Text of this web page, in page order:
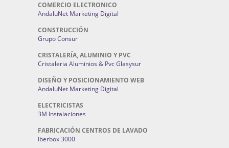
COMERCIO ELECTRONICO
AndaluNet Marketing Digital
CONSTRUCCIÓN
Grupo Consur
CRISTALERÍA, ALUMINIO Y PVC
Cristaleria Aluminios & Pvc Glasysur
DISEÑO Y POSICIONAMIENTO WEB
AndaluNet Marketing Digital
ELECTRICISTAS
3M Instalaciones
FABRICACIÓN CENTROS DE LAVADO
Iberbox 3000